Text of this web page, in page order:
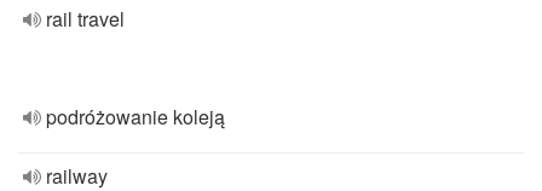
rail travel
podróżowanie koleją
railway